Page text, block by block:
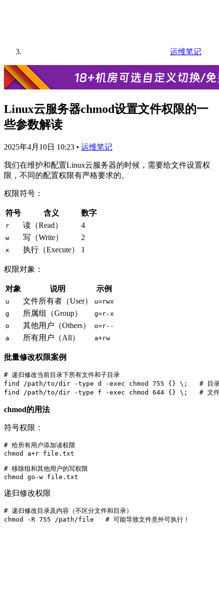
运维笔记
Linux云服务器chmod设置文件权限的一
些参数解读
2025年4月10日 10:23 • 运维笔记
我们在维护和配置Linux云服务器的时候，需要给文件设置权
限，不同的配置权限有严格要求的。
权限符号：
符号 含义 数字
r 读（Read） 4
w 写（Write） 2
x 执行（Execute） 1
权限对象：
对象 说明 示例
u 文件所有者（User）
u=rwx
g
所属组（Group）
g=r-x
o
其他用户（Others）
o=r--
a
所有用户（All） a+rw
批量修改权限案例
# 递归修改当前目录下所有文件和子目录
find /path/to/dir -type d -exec chmod 755 {} \;   # 目录
chmod的用法
符号权限：
# 给所有用户添加读权限
chmod a+r file.txt
# 移除组和其他用户的写权限
递归修改权限
# 递归修改目录及内容（不区分文件和目录）